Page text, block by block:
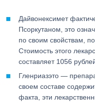
Дайвонексимет
Псоркутаном, это
по своим свойствам,
Стоимость этого
составляет 1056
Гленриазэто —
своем составе
факта, эти